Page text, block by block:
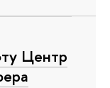
Центр